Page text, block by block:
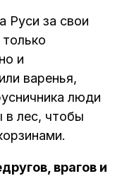
Руси за свои
и
варенья,
люди
в лес, чтобы
врагов и